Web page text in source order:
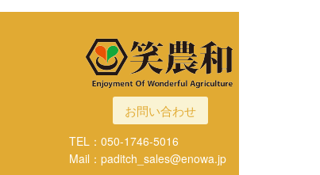
お問い合わせ
TEL：050-1746-5016
Mail：paditch_sales@enowa.jp